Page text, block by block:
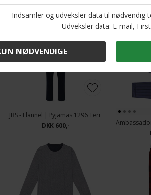
JBS - Flannel | Pyjamas 1296 Tern
DKK 600,-